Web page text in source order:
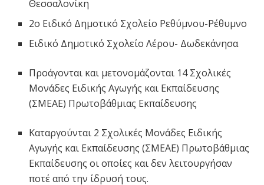
Θεσσαλονίκη
2ο Ειδικό Δημοτικό Σχολείο Ρεθύμνου-Ρέθυμνο
Ειδικό Δημοτικό Σχολείο Λέρου- Δωδεκάνησα
Προάγονται και μετονομάζονται 14 Σχολικές
Μονάδες Ειδικής Αγωγής και Εκπαίδευσης
(ΣΜΕΑΕ) Πρωτοβάθμιας Εκπαίδευσης
Καταργούνται 2 Σχολικές Μονάδες Ειδικής
Αγωγής και Εκπαίδευσης (ΣΜΕΑΕ) Πρωτοβάθμιας
Εκπαίδευσης οι οποίες και δεν λειτουργήσαν
ποτέ από την ίδρυσή τους.